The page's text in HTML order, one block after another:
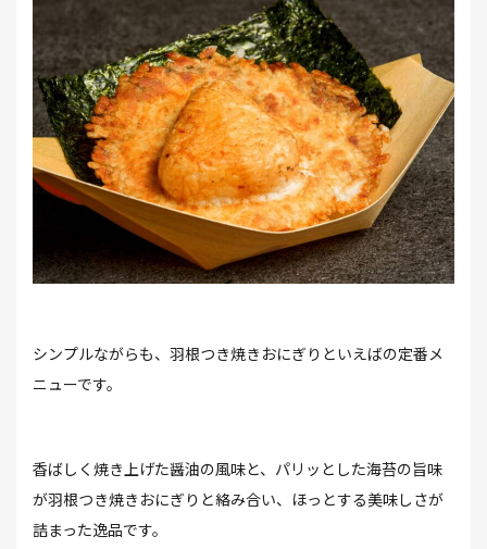
シンプルながらも、⽻根つき焼きおにぎりといえばの定番メ
ニューです。
⾹ばしく焼き上げた醤油の⾵味と、パリッとした海苔の旨味
が⽻根つき焼きおにぎりと絡み合い、ほっとする美味しさが
詰まった逸品です。